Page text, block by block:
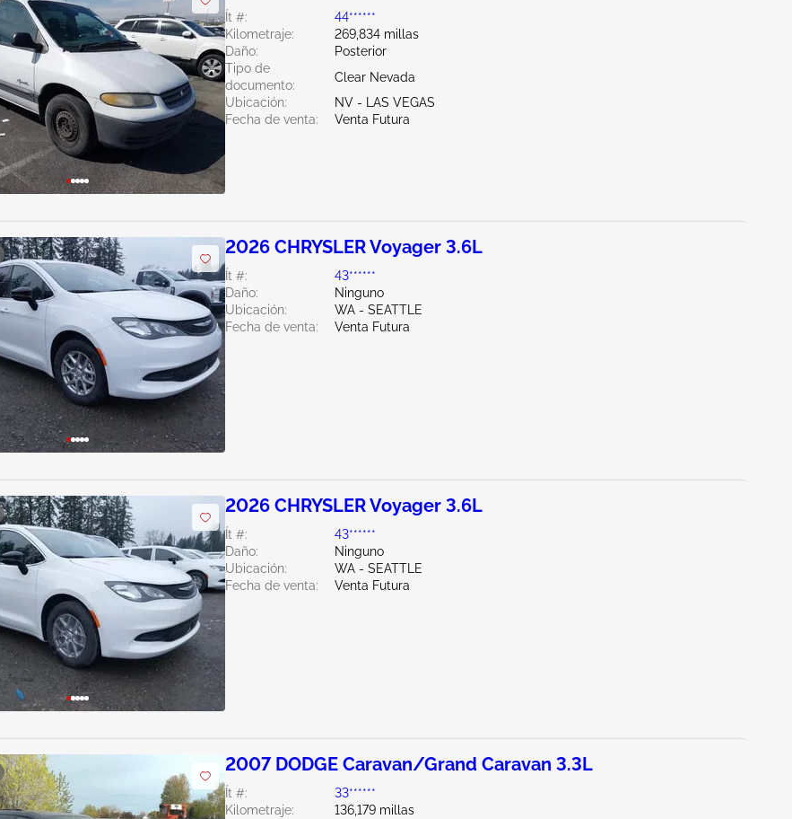
Ít #:
44******
Kilometraje:
269,834 millas
Daño:
Posterior
Tipo de
documento:
Clear Nevada
Ubicación:
NV - LAS VEGAS
Fecha de venta:
Venta Futura
2026 CHRYSLER Voyager 3.6L
Ít #:
43******
Daño:
Ninguno
Ubicación:
WA - SEATTLE
Fecha de venta:
Venta Futura
2026 CHRYSLER Voyager 3.6L
Ít #:
43******
Daño:
Ninguno
Ubicación:
WA - SEATTLE
Fecha de venta:
Venta Futura
2007 DODGE Caravan/Grand Caravan 3.3L
Ít #:
33******
Kilometraje:
136,179 millas